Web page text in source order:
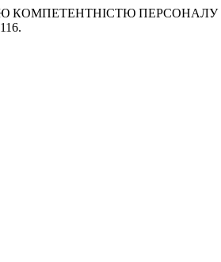
КОМПЕТЕНТНІСТЮ